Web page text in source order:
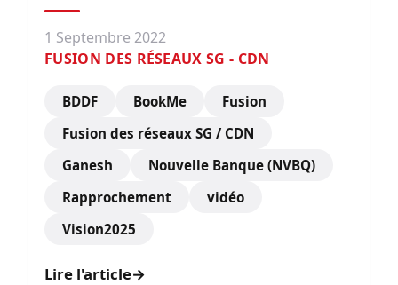
1 Septembre 2022
FUSION DES RÉSEAUX SG - CDN
BDDF BookMe
Fusion
Fusion des réseaux SG / CDN
Ganesh
Nouvelle Banque (NVBQ)
Rapprochement
vidéo
Vision2025
Lire l'article→